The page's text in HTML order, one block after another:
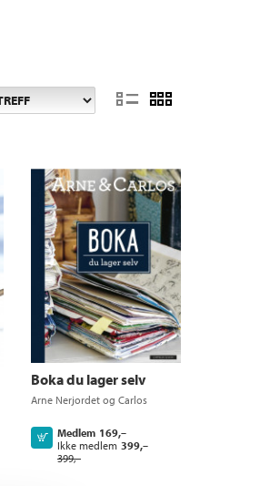
Boka du lager selv
Arne Nerjordet og Carlos
Medlem 169,–
Ikke medlem 399,–
399,–
Kjøp